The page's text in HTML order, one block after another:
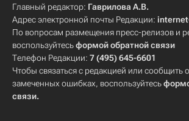
Главный редактор: Гаврилова А.В.
Адрес электронной почты Редакции:
По вопросам размещения пресс-релизов и
воспользуйтесьформой обратной связи
Телефон Редакции: 7 (495) 645-6601
Чтобы связаться с редакцией или сообщить
замеченных ошибках, воспользуйтесь
связи.